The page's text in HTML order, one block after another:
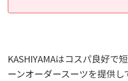
KASHIYAMAはコスパ良好で
ーンオーダースーツを提供